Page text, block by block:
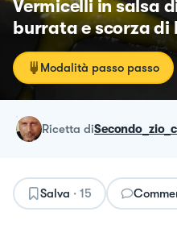
Vermicelli in salsa
burrata e scorza di
Modalità passo passo
ricetta di
Salva · 15